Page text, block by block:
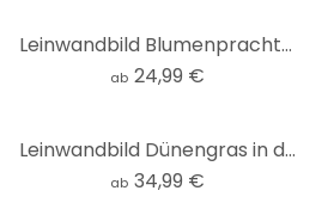
Leinwandbild Blumenpracht in warmen Pastelltönen | Florale Kunst - Paksoylu
ab 24,99 €
Leinwandbild Dünengras in der Abendsonne - Treechild - Panorama
ab 34,99 €